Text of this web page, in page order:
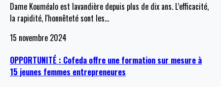
Dame Kouméalo est lavandière depuis plus de dix ans. L’efficacité,
la rapidité, l'honnêteté sont les…
15 novembre 2024
OPPORTUNITÉ : Cofeda offre une formation sur mesure à
15 jeunes femmes entrepreneures